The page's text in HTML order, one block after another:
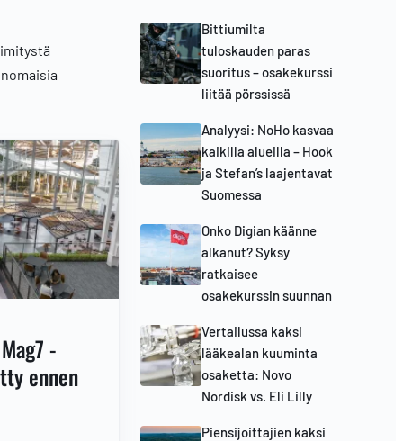
-
ennen
Bittiumilta
tuloskauden paras
suoritus – osakekurssi
liitää pörssissä
Analyysi: NoHo kasvaa
kaikilla alueilla – Hook
ja Stefan’s laajentavat
Suomessa
Onko Digian käänne
alkanut? Syksy
ratkaisee
osakekurssin suunnan
Vertailussa kaksi
lääkealan kuuminta
osaketta: Novo
Nordisk vs. Eli Lilly
Piensijoittajien kaksi